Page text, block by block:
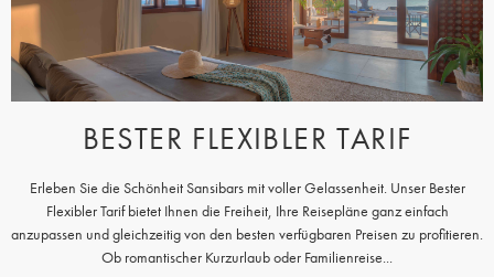
BESTER FLEXIBLER TARIF
Erleben Sie die Schönheit Sansibars mit voller Gelassenheit. Unser Bester
Flexibler Tarif bietet Ihnen die Freiheit, Ihre Reisepläne ganz einfach
anzupassen und gleichzeitig von den besten verfügbaren Preisen zu profitieren.
Ob romantischer Kurzurlaub oder Familienreise...